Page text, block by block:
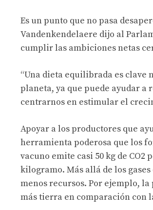
Es un punto que no pasa
Vandenkendelaere dijo al
cumplir las ambiciones netas
“Una dieta equilibrada es clave
planeta, ya que puede ayudar a
centrarnos en estimular el
Apoyar a los productores que
herramienta poderosa que los
vacuno emite casi 50 kg de
kilogramo. Más allá de los
menos recursos. Por ejemplo,
más tierra en comparación con